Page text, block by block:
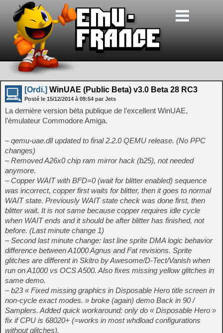
[Ordi.] WinUAE (Public Beta) v3.0 Beta 28 RC3
Posté le 15/12/2014 à 09:54 par Jets
La dernière version béta publique de l’excellent WinUAE,
l’émulateur Commodore Amiga.
– qemu-uae.dll updated to final 2.2.0 QEMU release. (No PPC
changes)
– Removed A26x0 chip ram mirror hack (b25), not needed
anymore.
– Copper WAIT with BFD=0 (wait for blitter enabled) sequence
was incorrect, copper first waits for blitter, then it goes to normal
WAIT state. Previously WAIT state check was done first, then
blitter wait. It is not same because copper requires idle cycle
when WAIT ends and it should be after blitter has finished, not
before. (Last minute change 1)
– Second last minute change: last line sprite DMA logic behavior
difference between A1000 Agnus and Fat revisions. Sprite
glitches are different in Skitro by Awesome/D-Tect/Vanish when
run on A1000 vs OCS A500. Also fixes missing yellow glitches in
same demo.
– b23 « Fixed missing graphics in Disposable Hero title screen in
non-cycle exact modes. » broke (again) demo Back in 90 /
Samplers. Added quick workaround: only do « Disposable Hero »
fix if CPU is 68020+ (=works in most whdload configurations
without glitches).